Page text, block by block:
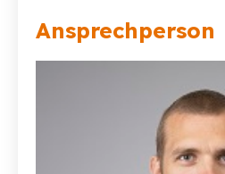
Ansprechperson